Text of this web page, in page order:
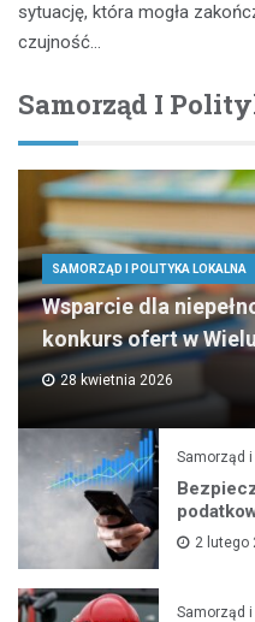
sytuację, która mogła
czujność…
Samorząd I
SAMORZĄD I POLITYKA LOKALNA
Wsparcie dla
konkurs ofert w
28 kwietnia 2026
Samorząd
2 lutego
Samorząd